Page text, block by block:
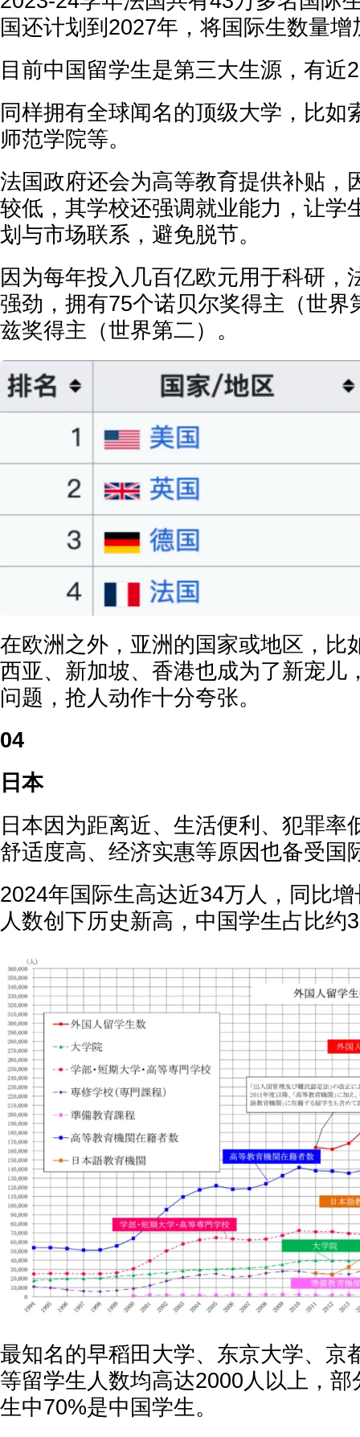
国还计划到2027年，将国际生数量
目前中国留学生是第三大生源，有近
同样拥有全球闻名的顶级大学，比如
师范学院等。
法国政府还会为高等教育提供补贴，
较低，其学校还强调就业能力，让学
划与市场联系，避免脱节。
因为每年投入几百亿欧元用于科研，
强劲，拥有75个诺贝尔奖得主（世界
兹奖得主（世界第二）。
在欧洲之外，亚洲的国家或地区，比
西亚、新加坡、香港也成为了新宠儿
问题，抢人动作十分夸张。
04
日本
日本因为距离近、生活便利、犯罪率
舒适度高、经济实惠等原因也备受国
2024年国际生高达近34万人，同比
人数创下历史新高，中国学生占比约
最知名的早稻田大学、东京大学、京
等留学生人数均高达2000人以上，
生中70%是中国学生。